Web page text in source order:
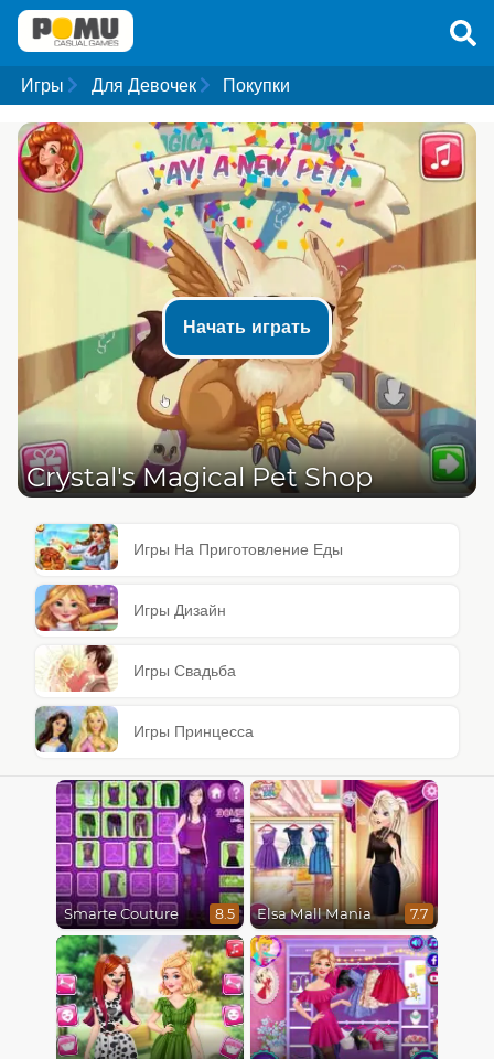
Игры Для Девочек Покупки
Начать играть
Crystal's Magical Pet Shop
Игры На Приготовление Еды
Игры Дизайн
Игры Свадьба
Игры Принцесса
Smarte Couture 8.5 Elsa Mall Mania 7.7